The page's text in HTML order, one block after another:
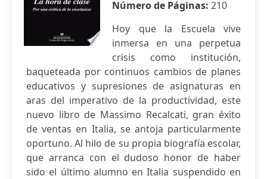
Número de Páginas: 210
Hoy que la Escuela vive
inmersa en una perpetua
crisis como institución,
baqueteada por continuos cambios de planes
educativos y supresiones de asignaturas en
aras del imperativo de la productividad, este
nuevo libro de Massimo Recalcati, gran éxito
de ventas en Italia, se antoja particularmente
oportuno. Al hilo de su propia biografía escolar,
que arranca con el dudoso honor de haber
sido el último alumno en Italia suspendido en